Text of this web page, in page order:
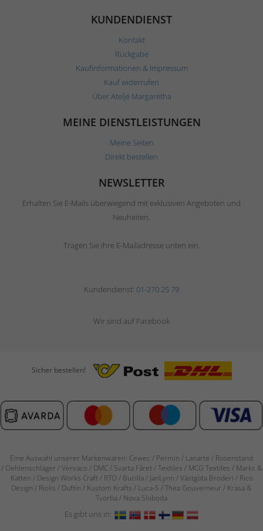
KUNDENDIENST
Kontakt
Rückgabe
Kaufinformationen & Impressum
Kauf widerrufen
Über Ateljé Margaretha
MEINE DIENSTLEISTUNGEN
Meine Seiten
Direkt bestellen
NEWSLETTER
Erhalten Sie E-Mails überwiegend mit exklusiven Angeboten und
Neuheiten.
Tragen Sie Ihre E-Mailadresse unten ein.
Kundendienst: 01-270 25 79
Wir sind auf Facebook
Sicher bestellen!
Eine Auswahl unserer Markenwaren: Cewec / Permin / Lanarte / Rosenstand
/ Oehlenschläger / Vervaco / DMC / Svarta Fåret / Textiles / MCG Textiles / Marks &
Katten / Design Works Craft / RTO / Bucilla / JanLynn / Västgöta Broderi / Rico
Design / Riolis / Duftin / Kustom Krafts / Luca-S / Thea Gouverneur / Krasa &
Tvorba / Nova Sloboda
Es gibt uns in: